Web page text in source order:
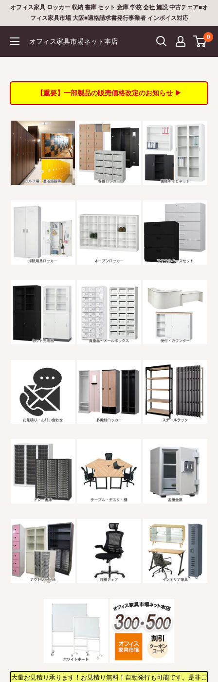
ツ
オフィス家具 ロッカー 収納 書庫 セット 金庫 学校 会社 施設 中古チェア■オ
フィス家具市場 大阪■適格請求書発行事業者 インボイス対応
オフィス家具市場ネット本店
0
【重要】一部製品の販売価格改定のお知らせ ▶
大量お見積り承ります！お見積り無料！自動発行も可能です。是非ご